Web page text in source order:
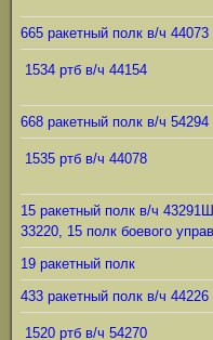
665 ракетный полк в/ч 44073
1534 ртб в/ч 44154
668 ракетный полк в/ч 54294
1535 ртб в/ч 44078
15 ракетный полк в/ч
33220, 15 полк боевого
19 ракетный полк
433 ракетный полк в/ч 44226
1520 ртб в/ч 54270